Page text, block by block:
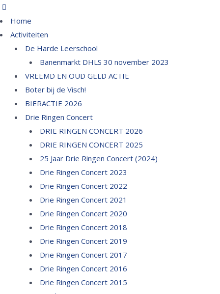
Home
Activiteiten
De Harde Leerschool
Banenmarkt DHLS 30 november 2023
VREEMD EN OUD GELD ACTIE
Boter bij de Visch!
BIERACTIE 2026
Drie Ringen Concert
DRIE RINGEN CONCERT 2026
DRIE RINGEN CONCERT 2025
25 Jaar Drie Ringen Concert (2024)
Drie Ringen Concert 2023
Drie Ringen Concert 2022
Drie Ringen Concert 2021
Drie Ringen Concert 2020
Drie Ringen Concert 2018
Drie Ringen Concert 2019
Drie Ringen Concert 2017
Drie Ringen Concert 2016
Drie Ringen Concert 2015